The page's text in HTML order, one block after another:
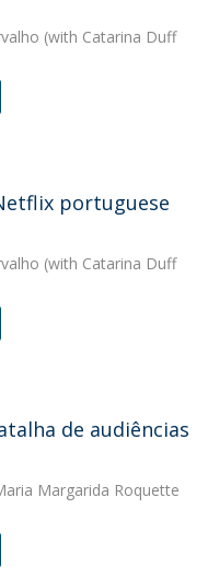
(with Catarina Duff
portuguese
(with Catarina Duff
de audiências
Margarida Roquette